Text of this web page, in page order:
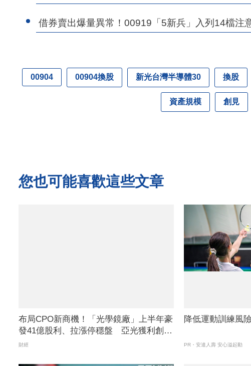
借券賣出爆量異常！00919「5新兵」入列14檔
00904 00904換股 新光台灣半導體30 換股
資產規模 創見
您也可能喜歡這些文章
布局CPO新商機！「光學鏡廠」上半年豪
發41億股利、拉漲停穩盤 亞光獲利創高
卻爆冷下跌
財經
降低運動訓練風
PR・安達人壽 安心溢起動